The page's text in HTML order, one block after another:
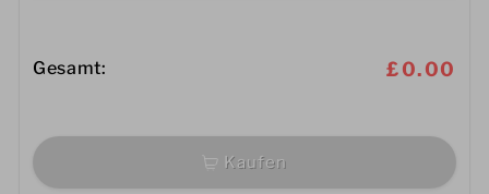
Gesamt: £0.00
Kaufen